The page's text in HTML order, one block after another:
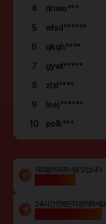
4
dnwo***
5
wlsd******
6
qkqh****
7
gywl*****
8
zlzl****
9
leej******
10
polk***
저희들의 파트너로 모십니다
24시간 언제든지 문의하세요